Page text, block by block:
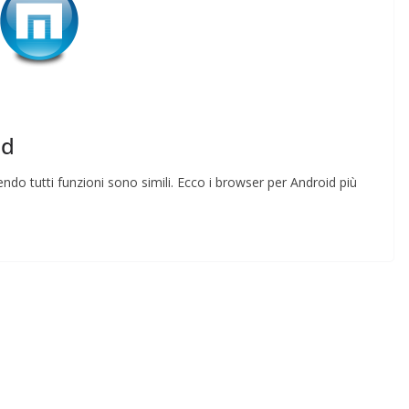
tutti funzioni sono simili. Ecco i browser per Android più
DI 50
Rilassarsi e